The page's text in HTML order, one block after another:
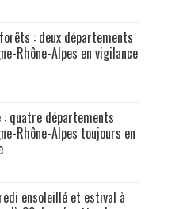
: deux départements
Rhône-Alpes en vigilance
: quatre départements
Rhône-Alpes toujours en
ensoleillé et estival à